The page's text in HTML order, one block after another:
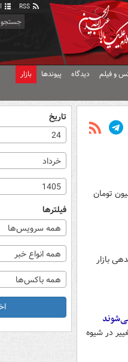
و فیلم دیدگاه پیوندها بازار
واقع در منطقه قیطریه، به مبلغ ۱۵ میلیون تومان اجاره و ۱ میلیارد و ۵۰۰ میلیون تومان
بازار
در شیوه
تاریخ
24
خرداد
1405
فیلترها
همه سرویس‌ها
همه انواع خبر
همه باکس‌ها